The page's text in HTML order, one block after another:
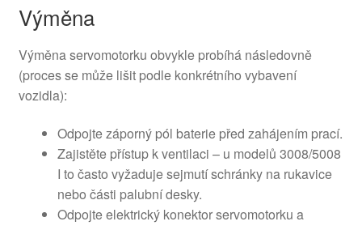
Výměna
Výměna servomotorku obvykle probíhá následovně
(proces se může lišit podle konkrétního vybavení
vozidla):
Odpojte záporný pól baterie před zahájením prací.
Zajistěte přístup k ventilaci – u modelů 3008/5008
I to často vyžaduje sejmutí schránky na rukavice
nebo části palubní desky.
Odpojte elektrický konektor servomotorku a